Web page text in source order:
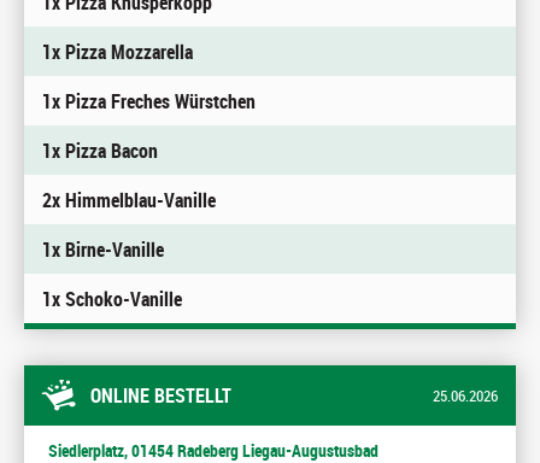
1x Pizza Mozzarella
1x Pizza Freches Würstchen
1x Pizza Bacon
2x Himmelblau-Vanille
1x Birne-Vanille
1x Schoko-Vanille
ONLINE BESTELLT 25.06.2026
Siedlerplatz, 01454 Radeberg Liegau-Augustusbad